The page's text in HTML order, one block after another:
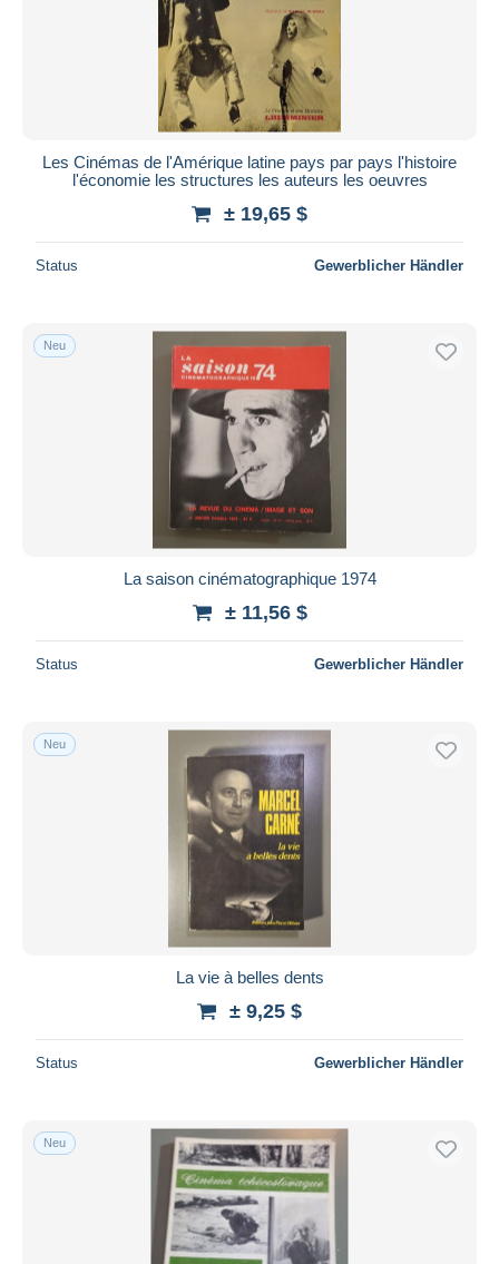
Les Cinémas de l'Amérique latine pays par pays l'histoire
l'économie les structures les auteurs les oeuvres
± 19,65 $
Status Gewerblicher Händler
Neu
La saison cinématographique 1974
± 11,56 $
Status Gewerblicher Händler
Neu
La vie à belles dents
± 9,25 $
Status Gewerblicher Händler
Neu